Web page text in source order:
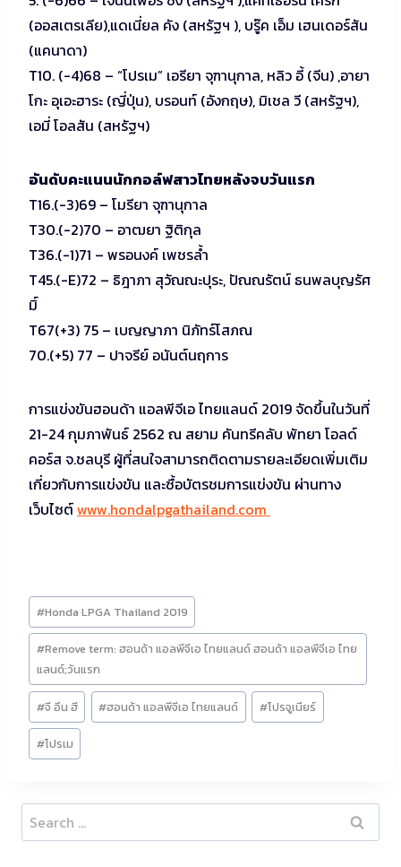
(ออสเตรเลีย),แดเนี่ยล คัง (สหรัฐฯ ), บรู๊ค เอ็ม เฮนเดอร์สัน
(แคนาดา)
T10. (-4)68 – “โปรเม” เอรียา จุฑานุกาล, หลิว อี้ (จีน) ,อายา
โกะ อุเอะฮาระ (ญี่ปุ่น), บรอนท์ (อังกฤษ), มิเชล วี (สหรัฐฯ),
เอมี่ โอลสัน (สหรัฐฯ)
อันดับคะแนนนักกอล์ฟสาวไทยหลังจบวันแรก
T16.(-3)69 – โมรียา จุฑานุกาล
T30.(-2)70 – อาฒยา ฐิติกุล
T36.(-1)71 – พรอนงค์ เพชรล้ำ
T45.(-E)72 – ธิฎาภา สุวัณณะปุระ, ปัณณรัตน์ ธนพลบุญรัศ
มิ์
T67(+3) 75 – เบญญาภา นิภัทร์โสภณ
70.(+5) 77 – ปาจรีย์ อนันต์นฤการ
การแข่งขันฮอนด้า แอลพีจีเอ ไทยแลนด์ 2019 จัดขึ้นในวันที่
21-24 กุมภาพันธ์ 2562 ณ สยาม คันทรีคลับ พัทยา โอลด์
คอร์ส จ.ชลบุรี ผู้ที่สนใจสามารถติดตามรายละเอียดเพิ่มเติม
เกี่ยวกับการแข่งขัน และซื้อบัตรชมการแข่งขัน ผ่านทาง
เว็บไซต์www.hondalpgathailand.com
Post
Tags:
#Honda LPGA Thailand 2019
#Remove term: ฮอนด้า แอลพีจีเอ ไทยแลนด์ ฮอนด้า แอลพีจีเอ ไทย
แลนด์;วันแรก
#จี อึน ฮี #ฮอนด้า แอลพีจีเอ ไทยแลนด์ #โปรจูเนียร์
#โปรเม
Search
for: